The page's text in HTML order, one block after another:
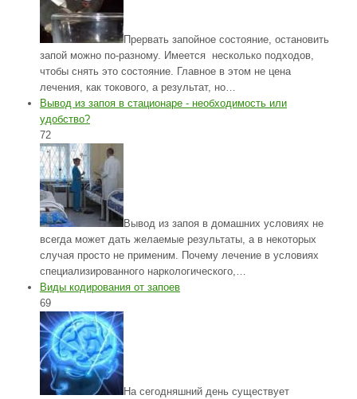
Прервать запойное состояние, остановить
запой можно по-разному. Имеется несколько подходов,
чтобы снять это состояние. Главное в этом не цена
лечения, как токового, а результат, но…
Вывод из запоя в стационаре - необходимость или
удобство?
72
Вывод из запоя в домашних условиях не
всегда может дать желаемые результаты, а в некоторых
случая просто не применим. Почему лечение в условиях
специализированного наркологического,…
Виды кодирования от запоев
69
На сегодняшний день существует